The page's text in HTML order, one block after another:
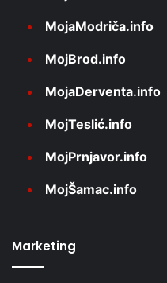
MojaModriča.info
MojBrod.info
MojaDerventa.info
MojTeslić.info
MojPrnjavor.info
MojŠamac.info
Marketing